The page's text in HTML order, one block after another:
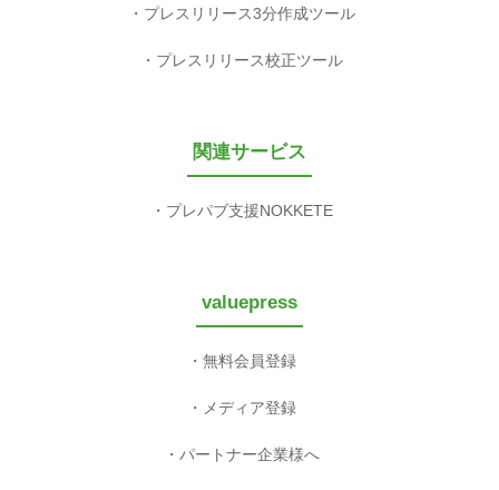
プレスリリース3分作成ツール
プレスリリース校正ツール
関連サービス
プレパブ支援NOKKETE
valuepress
無料会員登録
メディア登録
パートナー企業様へ